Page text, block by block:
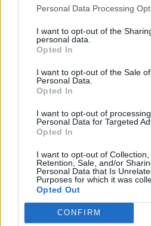
Personal Data Processing
I want to opt-out of the
personal data.
Opted In
I want to opt-out of the Sale
Personal Data.
Opted In
I want to opt-out of
Personal Data for Targeted
Opted In
I want to opt-out of Collection,
Retention, Sale, and/or
Personal Data that Is
Purposes for which it was
Opted Out
CONFIRM
Article précédent
Ce que vous oubliez dans
votre ménage vous cause
des allergies
news
ARTICLES CONNEXES